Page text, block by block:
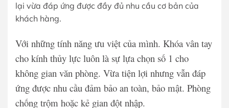
lại vừa đáp ứng được đầy đủ nhu cầu cơ bản của
khách hàng.
Với những tính năng ưu việt của mình. Khóa vân tay
cho kính thủy lực luôn là sự lựa chọn số 1 cho
không gian văn phòng. Vừa tiện lợi nhưng vẫn đáp
ứng được nhu cầu đảm bảo an toàn, bảo mật. Phòng
chống trộm hoặc kẻ gian đột nhập.